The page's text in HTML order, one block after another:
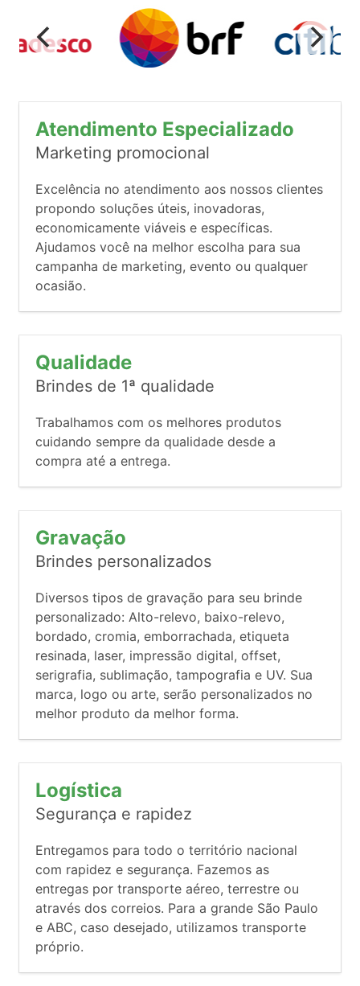
Atendimento Especializado
Marketing promocional
Excelência no atendimento aos nossos clientes
propondo soluções úteis, inovadoras,
economicamente viáveis e específicas.
Ajudamos você na melhor escolha para sua
campanha de marketing, evento ou qualquer
ocasião.
Qualidade
Brindes de 1ª qualidade
Trabalhamos com os melhores produtos
cuidando sempre da qualidade desde a
compra até a entrega.
Gravação
Brindes personalizados
Diversos tipos de gravação para seu brinde
personalizado: Alto-relevo, baixo-relevo,
bordado, cromia, emborrachada, etiqueta
resinada, laser, impressão digital, offset,
serigrafia, sublimação, tampografia e UV. Sua
marca, logo ou arte, serão personalizados no
melhor produto da melhor forma.
Logística
Segurança e rapidez
Entregamos para todo o território nacional
com rapidez e segurança. Fazemos as
entregas por transporte aéreo, terrestre ou
através dos correios. Para a grande São Paulo
e ABC, caso desejado, utilizamos transporte
próprio.